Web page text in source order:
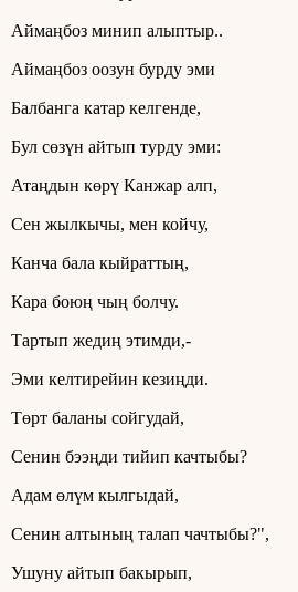
Аймаңбоз минип алыптыр..
Аймаңбоз оозун бурду эми
Балбанга катар келгенде,
Бул сөзүн айтып турду эми:
Атаңдын көрү Канжар алп,
Сен жылкычы, мен койчу,
Канча бала кыйраттың,
Кара боюң чың болчу.
Тартып жедиң этимди,-
Эми келтирейин кезиңди.
Төрт баланы сойгудай,
Сенин бээңди тийип качтыбы?
Адам өлүм кылгыдай,
Сенин алтының талап чачтыбы?",
Ушуну айтып бакырып,